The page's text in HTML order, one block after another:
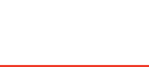
МегаВАЗ.